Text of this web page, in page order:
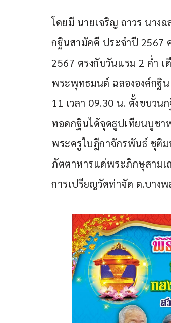
โดยมี นายเจริญ ถาวร นาง
กฐินสามัคคี ประจำปี 2567
2567 ตรงกับวันแรม 2 ค่ำ เ
พระพุทธมนต์ ฉลององค์กฐิ
11 เวลา 09.30 น. ตั้งขบว
ทอดกฐินได้จุดธูปเทียนบูชา
พระครูใบฎีกาจักรพันธ์ ชุติม
ภัตตาหารแด่พระภิกษุสามเ
การเปรียญวัดท่าจัด ต.บาง